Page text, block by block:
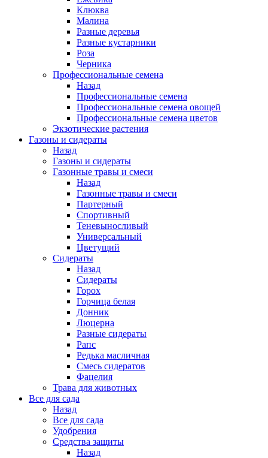
Клюква
Малина
Разные деревья
Разные кустарники
Роза
Черника
Профессиональные семена
Назад
Профессиональные семена
Профессиональные семена овощей
Профессиональные семена цветов
Экзотические растения
Газоны и сидераты
Назад
Газоны и сидераты
Газонные травы и смеси
Назад
Газонные травы и смеси
Партерный
Спортивный
Теневыносливый
Универсальный
Цветущий
Сидераты
Назад
Сидераты
Горох
Горчица белая
Донник
Люцерна
Разные сидераты
Рапс
Редька масличная
Смесь сидератов
Фацелия
Трава для животных
Все для сада
Назад
Все для сада
Удобрения
Средства защиты
Назад